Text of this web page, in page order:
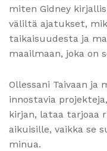
miten Gidney
väliltä ajatukset,
taikaisuudesta ja
maailmaan, joka
Ollessani Taivaan ja
innostavia
kirjan, lataa tarjoaa
aikuisille, vaikka se
minua.